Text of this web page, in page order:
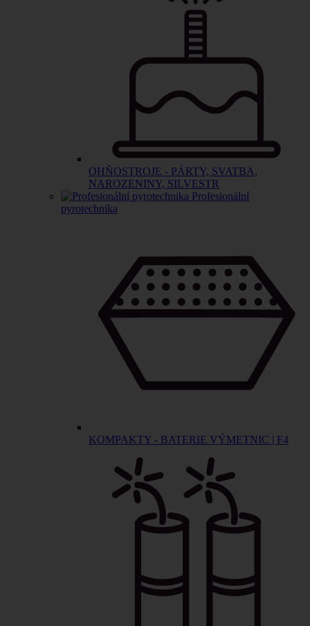
OHŇOSTROJE - PÁRTY, SVATBA,
NAROZENINY, SILVESTR
Profesionální
pyrotechnika
KOMPAKTY - BATERIE VÝMETNIC | F4